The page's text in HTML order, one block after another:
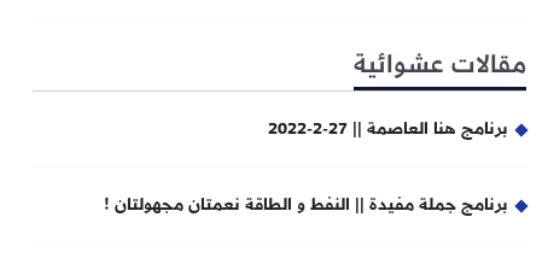
مقالات عشوائية
برنامج هنا العاصمة || 27-2-2022
برنامج جملة مفيدة || النفط و الطاقة نعمتان مجهولتان !